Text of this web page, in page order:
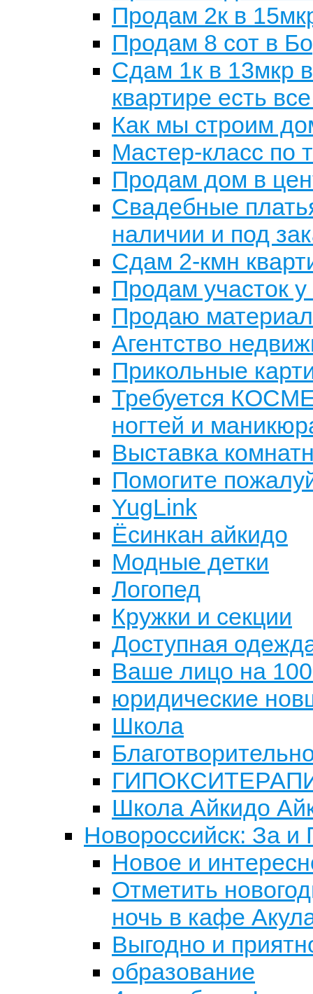
Продам 2к в
Продам 8 сот в
Сдам 1к в 13мкр
квартире есть
Как мы строим
Мастер-класс по
Продам дом в
Свадебные
наличии и под
Сдам 2-кмн
Продам участок
Продаю
Агентство
Прикольные
Требуется
ногтей и
Выставка
Помогите
YugLink
Ёсинкан айкидо
Модные детки
Логопед
Кружки и секции
Доступная
Ваше лицо на
юридические
Школа
Школа Айкидо
Новороссийск: За и
Новое и
Отметить
ночь в кафе
Выгодно и
образование